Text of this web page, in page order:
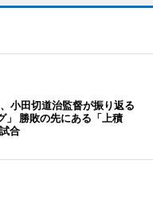
小田切道治監督が振り返る
」 勝敗の先にある「上積
合